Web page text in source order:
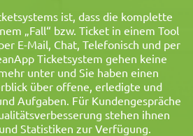
Kostenloser Test
DEAktuelle
ist, dass die komplette
„Fall“ bzw. Ticket in einem Tool
E-Mail, Chat, Telefonisch und per
Ticketsystem gehen keine
unter und Sie haben einen
über offene, erledigte und
Aufgaben. Für Kundengespräche
stehen ihnen
Statistiken zur Verfügung.